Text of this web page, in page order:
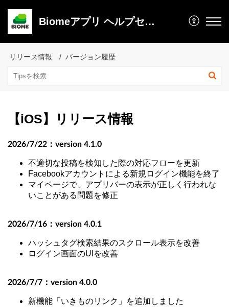
Biomeアプリ ヘルプセンター
リリース情報 バージョン履歴
【iOS】リリース情報
2026/7/22：version 4.1.0
不適切な投稿を検知した際の対応フローを更新
Facebookアカウントによる新規ログイン機能を終了
マイページで、アプリバーの表示が正しく行われな
いことがある問題を修正
2026/7/16：version 4.0.1
ハッシュタグ検索結果のスクロール表示を改善
ログイン画面のUIを改善
2026/7/7： version 4.0.0
新機能「いきものリンク」を追加しました